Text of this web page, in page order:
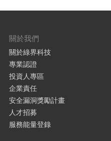
關於我們
關於綠界科技
專業認證
投資人專區
企業責任
安全漏洞獎勵計畫
人才招募
服務能量登錄